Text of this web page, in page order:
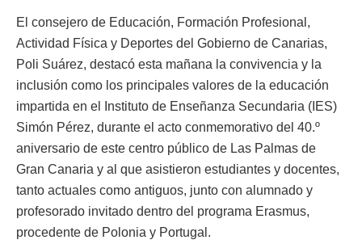
El consejero de Educación, Formación Profesional,
Actividad Física y Deportes del Gobierno de Canarias,
Poli Suárez, destacó esta mañana la convivencia y la
inclusión como los principales valores de la educación
impartida en el Instituto de Enseñanza Secundaria (IES)
Simón Pérez, durante el acto conmemorativo del 40.º
aniversario de este centro público de Las Palmas de
Gran Canaria y al que asistieron estudiantes y docentes,
tanto actuales como antiguos, junto con alumnado y
profesorado invitado dentro del programa Erasmus,
procedente de Polonia y Portugal.